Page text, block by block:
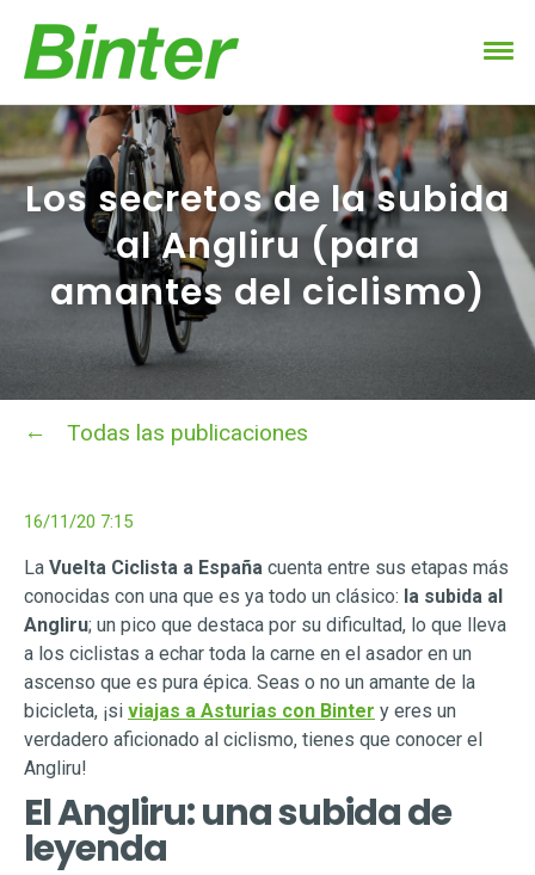
Los secretos de la subida
al Angliru (para
amantes del ciclismo)
Todas las publicaciones
16/11/20 7:15
La Vuelta Ciclista a España cuenta entre sus etapas más
conocidas con una que es ya todo un clásico: la subida al
Angliru; un pico que destaca por su dificultad, lo que lleva
a los ciclistas a echar toda la carne en el asador en un
ascenso que es pura épica. Seas o no un amante de la
bicicleta, ¡si viajas a Asturias con Binter y eres un
verdadero aficionado al ciclismo, tienes que conocer el
Angliru!
El Angliru: una subida de
leyenda